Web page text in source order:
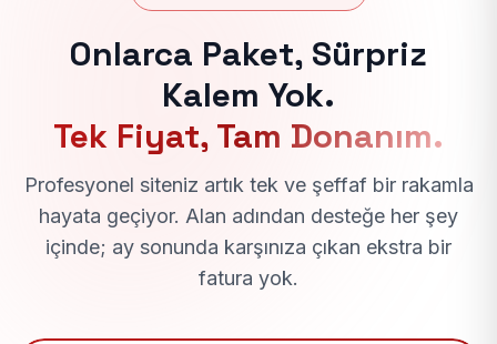
Onlarca Paket, Sürpriz
Kalem Yok.
Tek Fiyat, Tam Donanım.
Profesyonel siteniz artık tek ve şeffaf bir rakamla
hayata geçiyor. Alan adından desteğe her şey
içinde; ay sonunda karşınıza çıkan ekstra bir
fatura yok.